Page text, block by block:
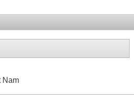
Nam